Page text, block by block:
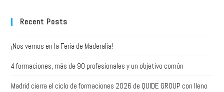
Recent Posts
¡Nos vemos en la Feria de Maderalia!
4 formaciones, más de 90 profesionales y un objetivo común
Madrid cierra el ciclo de formaciones 2026 de QUIDE GROUP con lleno